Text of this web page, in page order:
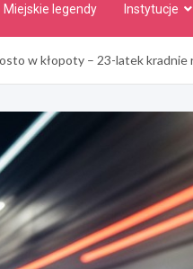
Miejskie legendy Instytucje
w kłopoty – 23-latek kradnie